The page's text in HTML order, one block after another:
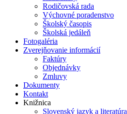
Rodičovská rada
Výchovné poradenstvo
Školský časopis
Školská jedáleň
Fotogaléria
Zverejňovanie informácií
Faktúry
Objednávky
Zmluvy
Dokumenty
Kontakt
Knižnica
Slovenský jazyk a literatúra